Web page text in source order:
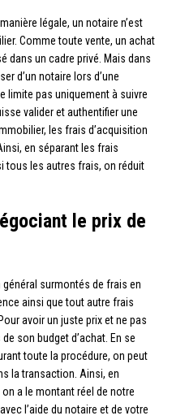
légale, un notaire n’est
Comme toute vente, un achat
dans un cadre privé. Mais dans
d’un notaire lors d’une
limite pas uniquement à suivre
valider et authentifier une
les frais d’acquisition
en séparant les frais
tous les autres frais, on réduit
le prix de
surmontés de frais en
ainsi que tout autre frais
avoir un juste prix et ne pas
son budget d’achat. En se
toute la procédure, on peut
la transaction. Ainsi, en
a le montant réel de notre
l’aide du notaire et de votre